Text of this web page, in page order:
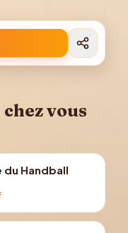
vous
Handball